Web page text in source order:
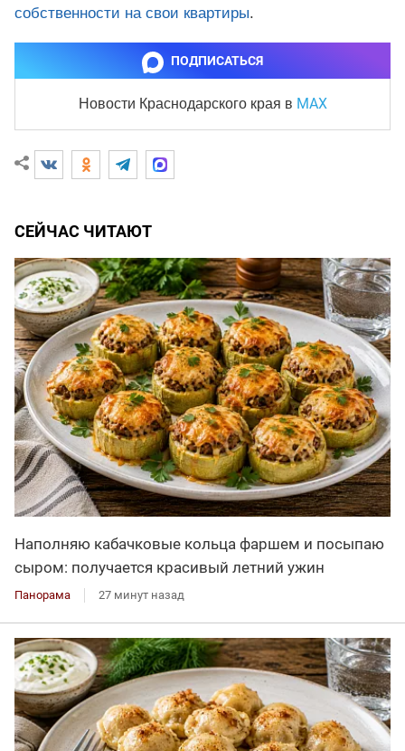
собственности на свои квартиры.
ПОДПИСАТЬСЯ
Новости Краснодарского края в MAX
СЕЙЧАС ЧИТАЮТ
Наполняю кабачковые кольца фаршем и посыпаю
сыром: получается красивый летний ужин
Панорама 27 минут назад